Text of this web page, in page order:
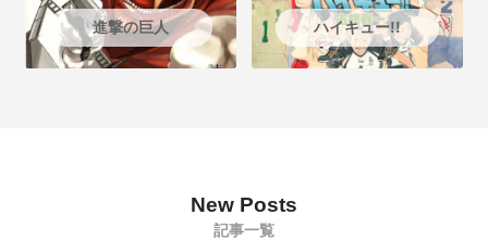
進撃の巨人 ハイキュー!!
New Posts
記事一覧